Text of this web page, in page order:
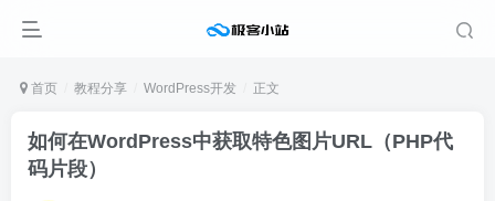
首页 教程分享 WordPress开发 正文
如何在WordPress中获取特色图片URL（PHP代
码片段）